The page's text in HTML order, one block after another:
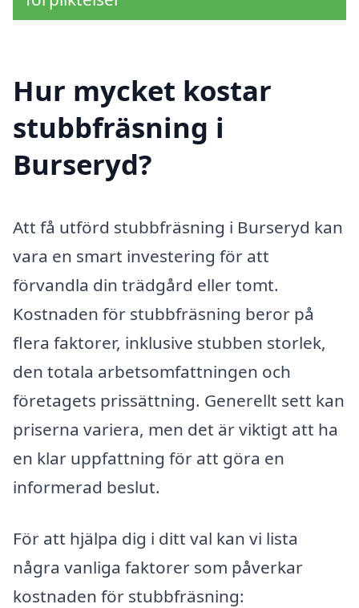
Hur mycket kostar
stubbfräsning i
Burseryd?
Att få utförd stubbfräsning i Burseryd kan
vara en smart investering för att
förvandla din trädgård eller tomt.
Kostnaden för stubbfräsning beror på
flera faktorer, inklusive stubben storlek,
den totala arbetsomfattningen och
företagets prissättning. Generellt sett kan
priserna variera, men det är viktigt att ha
en klar uppfattning för att göra en
informerad beslut.
För att hjälpa dig i ditt val kan vi lista
några vanliga faktorer som påverkar
kostnaden för stubbfräsning: